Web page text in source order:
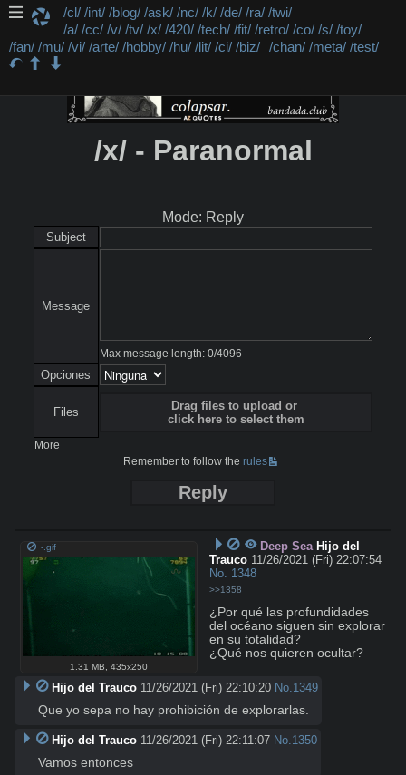
/cl/ /int/ /blog/ /ask/ /nc/ /k/ /de/ /ra/ /twi/
/a/ /cc/ /v/ /tv/ /x/ /420/ /tech/ /fit/ /retro/ /co/ /s/ /toy/
/fan/ /mu/ /vi/ /arte/ /hobby/ /hu/ /lit/ /ci/ /biz/ /chan/ /meta/ /test/
/x/ - Paranormal
Mode: Reply
Subject
Message
Max message length: 0/4096
Opciones
Files
Drag files to upload or
click here to select them
More
Remember to follow therules
Reply
-.gif
1.31 MB ,435x250
Deep Sea Hijo del
Trauco 11/26/2021 (Fri) 22:07:54
No. 1348
>>1358
¿Por qué las profundidades
del océano siguen sin explorar
en su totalidad?
¿Qué nos quieren ocultar?
Hijo del Trauco 11/26/2021 (Fri) 22:10:20 No.1349
Que yo sepa no hay prohibición de explorarlas.
Hijo del Trauco 11/26/2021 (Fri) 22:11:07 No.1350
Vamos entonces